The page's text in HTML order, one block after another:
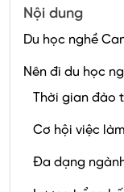
Nội dung
Du học nghề
Nên đi du học
Thời gian đào
Cơ hội việc
Đa dạng